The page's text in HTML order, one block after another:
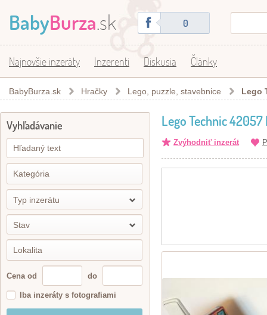
BabyBurza.sk 0
Najnovšie inzeráty Inzerenti Diskusia Články
BabyBurza.sk Hračky Lego, puzzle, stavebnice Lego
Vyhľadávanie
Typ inzerátu
Stav
Cena od do
Iba inzeráty s fotografiami
Lego Technic
Zvýhodniť inzerát